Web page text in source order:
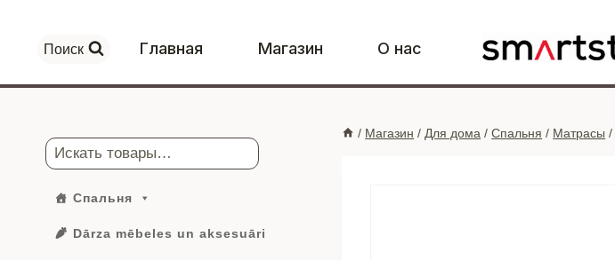
контенту
Поиск Главная Магазин О нас
/ Магазин / Для дома / Спальня / Матрасы /
Поиск
Спальня
Dārza mēbeles un aksesuāri